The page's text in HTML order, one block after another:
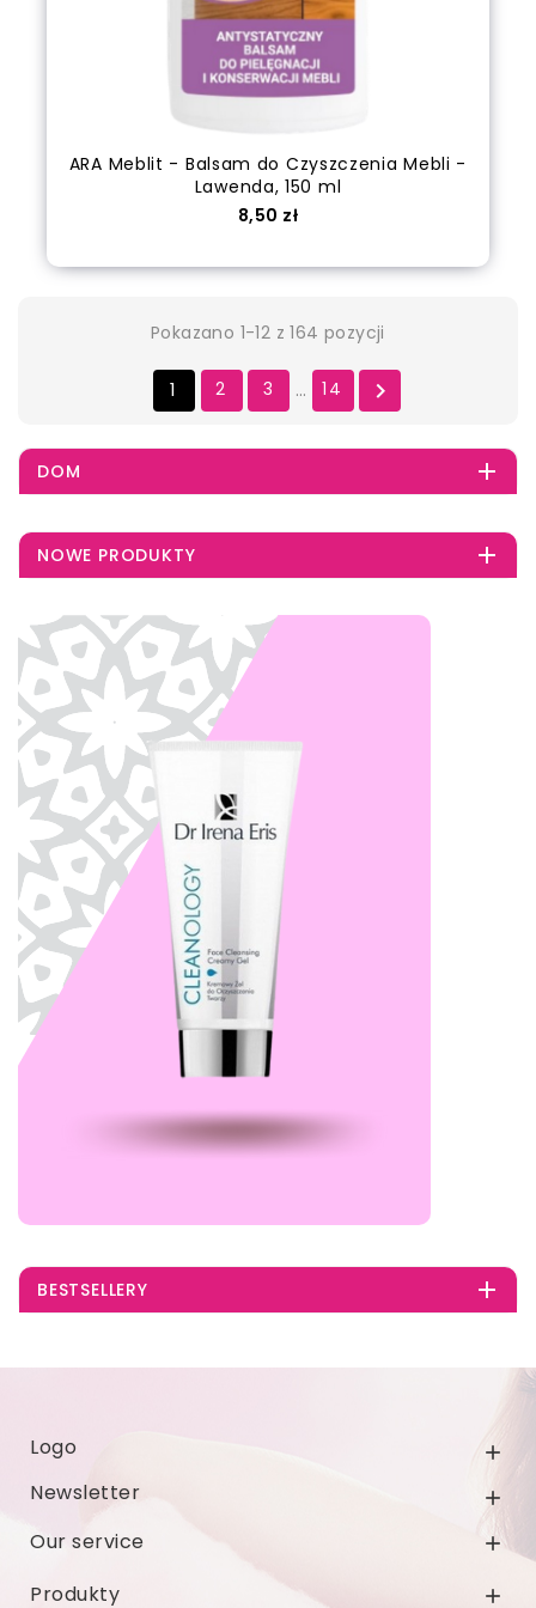
ARA Meblit - Balsam do Czyszczenia Mebli -
Lawenda, 150 ml
Cena
8,50 zł
Pokazano 1-12 z 164 pozycji
1 2 3 … 14 
DOM 
NOWE PRODUKTY 
BESTSELLERY 
Logo 
Newsletter 
Our service 
Produkty 